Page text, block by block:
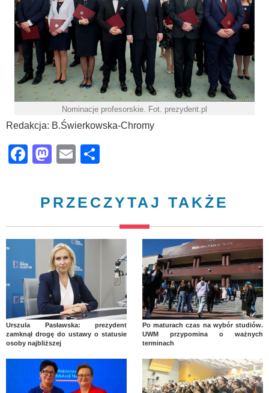
Nominacje profesorskie. Fot. prezydent.pl
Redakcja: B.Świerkowska-Chromy
Facebook
Mastodon
Email
PRZECZYTAJ TAKŻE
Urszula Pasławska: prezydent
zamknął drogę do ustawy o statusie
osoby najbliższej
Po maturach czas na wybór studiów.
UWM przypomina o ważnych
terminach